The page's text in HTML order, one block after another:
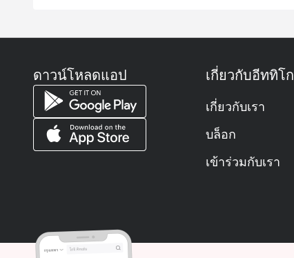
ดาวน์โหลดแอป เกี่ยวกับอีททิโก
เกี่ยวกับเรา
บล็อก
เข้าร่วมกับเรา